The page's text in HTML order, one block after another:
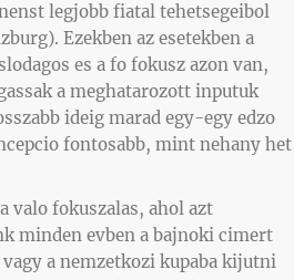
legjobb fiatal tehetsegeibol
Ezekben az esetekben a
es a fo fokusz azon van,
a meghatarozott inputuk
ideig marad egy-egy edzo
fontosabb, mint nehany het
valo fokuszalas, ahol azt
minden evben a bajnoki cimert
a nemzetkozi kupaba kijutni